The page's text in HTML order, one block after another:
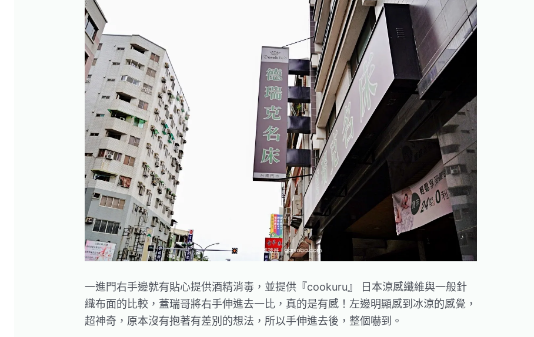
一進門右手邊就有貼心提供酒精消毒，並提供『cookuru』 日本涼感纖維與一般針
織布面的比較，蓋瑞哥將右手伸進去一比，真的是有感！左邊明顯感到冰涼的感覺，
超神奇，原本沒有抱著有差別的想法，所以手伸進去後，整個嚇到。